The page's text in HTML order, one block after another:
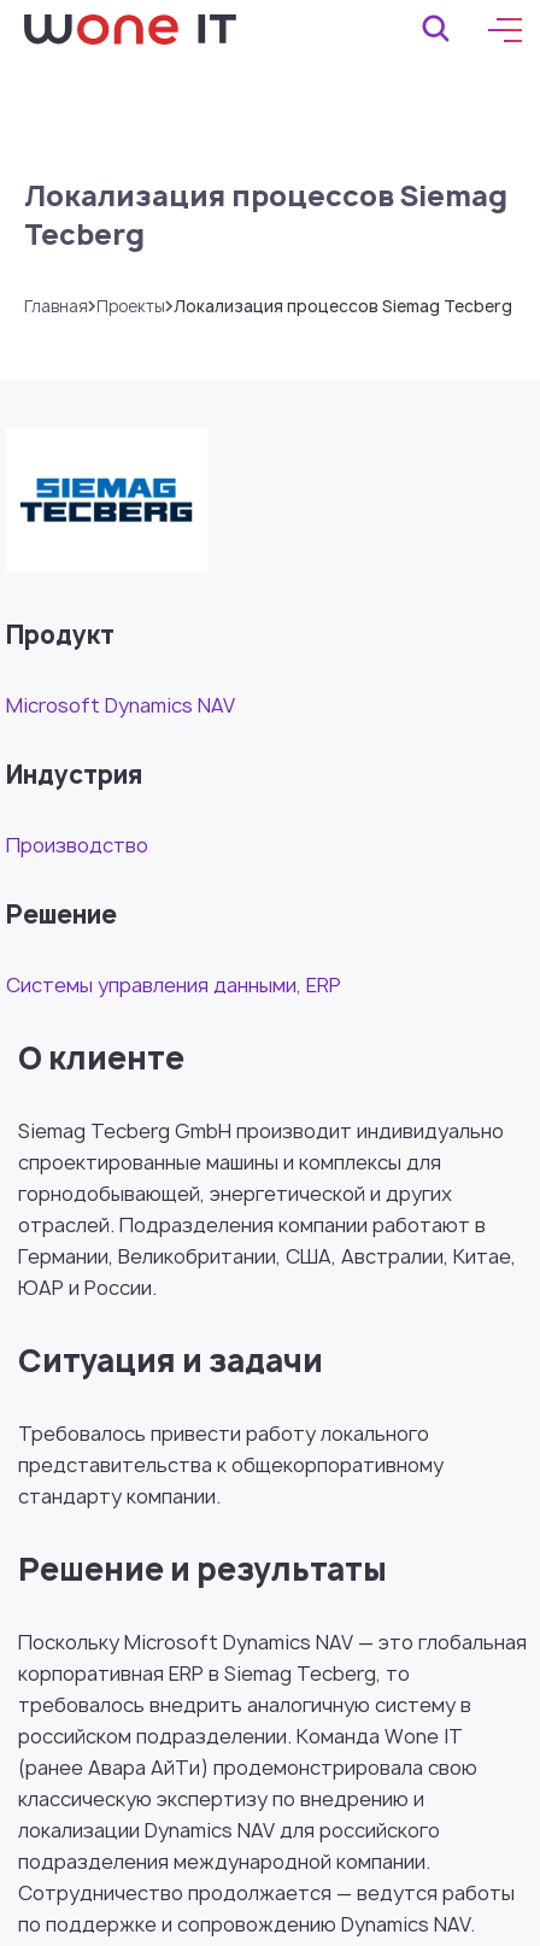
Локализация процессов Siemag
Tecberg
Главная Проекты Локализация процессов Siemag Tecberg
Продукт
Microsoft Dynamics NAV
Индустрия
Производство
Решение
Системы управления данными, ERP
О клиенте
Siemag Tecberg GmbH производит индивидуально
спроектированные машины и комплексы для
горнодобывающей, энергетической и других
отраслей. Подразделения компании работают в
Германии, Великобритании, США, Австралии, Китае,
ЮАР и России.
Ситуация и задачи
Требовалось привести работу локального
представительства к общекорпоративному
стандарту компании.
Решение и результаты
Поскольку Microsoft Dynamics NAV — это глобальная
корпоративная ERP в Siemag Tecberg, то
требовалось внедрить аналогичную систему в
российском подразделении. Команда Wone IT
(ранее Авара АйТи) продемонстрировала свою
классическую экспертизу по внедрению и
локализации Dynamics NAV для российского
подразделения международной компании.
Сотрудничество продолжается — ведутся работы
по поддержке и сопровождению Dynamics NAV.